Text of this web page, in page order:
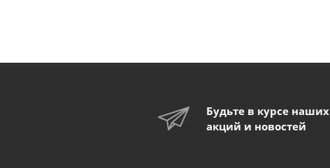
Будьте в курсе наших
акций и новостей